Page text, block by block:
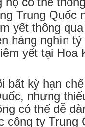
Trung Quốc
yết thông
hàng nghìn
yết tại Hoa
bất kỳ hạn
nhưng
có thể dễ
công ty